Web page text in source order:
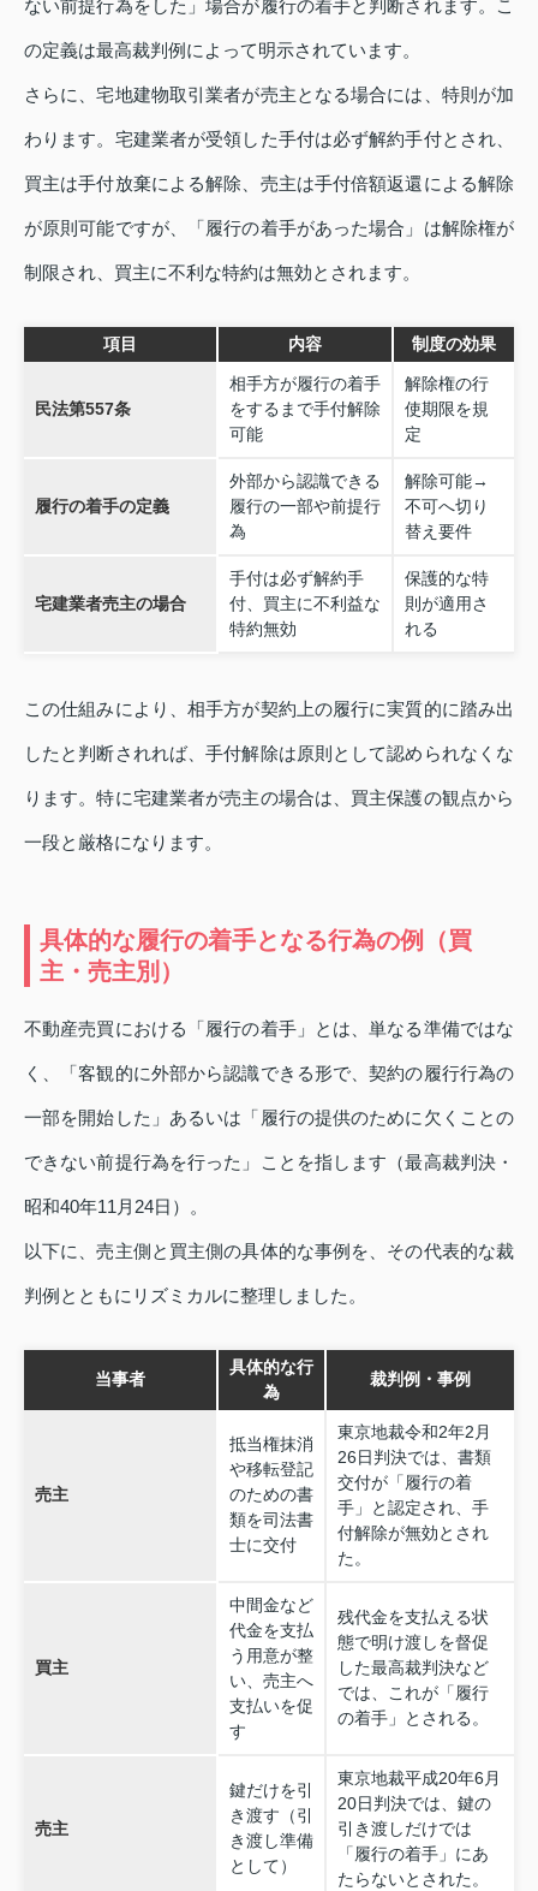
ない前提行為をした」場合が履行の着手と判断されます。こ
の定義は最高裁判例によって明示されています。
さらに、宅地建物取引業者が売主となる場合には、特則が加
わります。宅建業者が受領した手付は必ず解約手付とされ、
買主は手付放棄による解除、売主は手付倍額返還による解除
が原則可能ですが、「履行の着手があった場合」は解除権が
制限され、買主に不利な特約は無効とされます。
項目 内容 制度の効果
民法第557条
相手方が履行の着手
をするまで手付解除
可能
解除権の行
使期限を規
定
履行の着手の定義
外部から認識できる
履行の一部や前提行
為
解除可能→
不可へ切り
替え要件
宅建業者売主の場合
手付は必ず解約手
付、買主に不利益な
特約無効
保護的な特
則が適用さ
れる
この仕組みにより、相手方が契約上の履行に実質的に踏み出
したと判断されれば、手付解除は原則として認められなくな
ります。特に宅建業者が売主の場合は、買主保護の観点から
一段と厳格になります。
具体的な履行の着手となる行為の例（買
主・売主別）
不動産売買における「履行の着手」とは、単なる準備ではな
く、「客観的に外部から認識できる形で、契約の履行行為の
一部を開始した」あるいは「履行の提供のために欠くことの
できない前提行為を行った」ことを指します（最高裁判決・
昭和40年11月24日）。
以下に、売主側と買主側の具体的な事例を、その代表的な裁
判例とともにリズミカルに整理しました。
当事者
具体的な行
為
裁判例・事例
売主
抵当権抹消
や移転登記
のための書
類を司法書
士に交付
東京地裁令和2年2月
26日判決では、書類
交付が「履行の着
手」と認定され、手
付解除が無効とされ
た。
買主
中間金など
代金を支払
う用意が整
い、売主へ
支払いを促
す
残代金を支払える状
態で明け渡しを督促
した最高裁判決など
では、これが「履行
の着手」とされる。
売主
鍵だけを引
き渡す（引
き渡し準備
として）
東京地裁平成20年6月
20日判決では、鍵の
引き渡しだけでは
「履行の着手」にあ
たらないとされた。